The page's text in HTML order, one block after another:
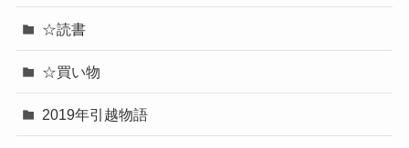
☆読書
☆買い物
2019年引越物語